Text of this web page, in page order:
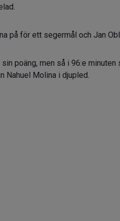
på för ett segermål och Jan
poäng, men så i 96:e
Nahuel Molina i djupled.